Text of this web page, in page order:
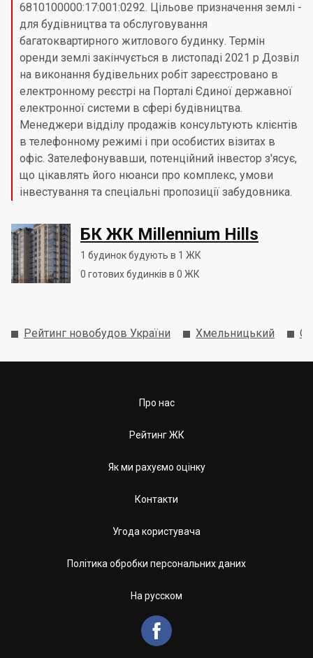
6810100000:17:001:0292. Цільове призначення землі -
для будівництва та обслуговування
багатоквартирного житлового будинку. Термін
оренди землі закінчується в листопаді 2021 р Дозвіл
на виконання будівельних робіт зареєстровано в
електронному реєстрі на Порталі Єдиної державної
електронної системи в сфері будівництва.
Менеджери відділу продажів консультують клієнтів
в телефонному режимі і при особистих візитах в
офіс. Зателефонувавши, потенційний інвестор з'ясує,
що цікавлять його нюанси про комплекс, умови
інвестування та спеціальні пропозиції забудовника.
БК ЖК Millennium Hills
1 будинок будують в 1 ЖК
0 готових будинків в 0 ЖК
Рейтинг новобудов України Хмельницький
Про нас
Рейтинг ЖК
Як ми рахуємо оцінку
Контакти
Угода користувача
Політика обробки персональних даних
На русском
